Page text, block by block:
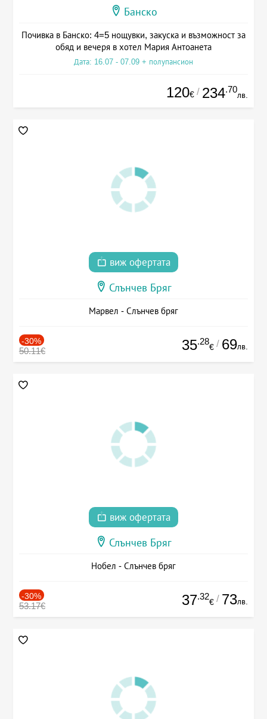
Банско
Почивка в Банско: 4=5 нощувки, закуска и възможност за
обяд и вечеря в хотел Мария Антоанета
Дата: 16.07 - 07.09 + полупансион
120€ / 234.70
лв.
виж офертата
Слънчев Бряг
Марвел - Слънчев бряг
-30%
50.11€ 35.28
€ / 69лв.
виж офертата
Слънчев Бряг
Нобел - Слънчев бряг
-30%
53.17€ 37.32
€ / 73лв.